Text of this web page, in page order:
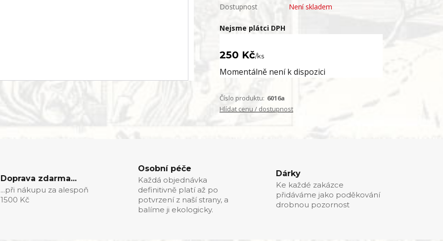
Dostupnost Není skladem
Nejsme plátci DPH
250 Kč/ks
Momentálně není k dispozici
Číslo produktu: 6016a
Hlídat cenu / dostupnost
Doprava zdarma...
...při nákupu za alespoň
1500 Kč
Osobní péče
Každá objednávka
definitivně platí až po
potvrzení z naší strany, a
balíme ji ekologicky.
Dárky
Ke každé zakázce
přidáváme jako poděkování
drobnou pozornost